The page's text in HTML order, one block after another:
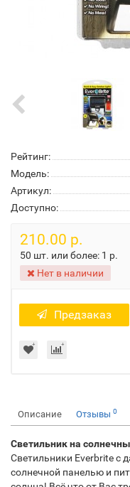
Рейтинг:
Модель:
Артикул:
Доступно:
210.00 р.
50 шт. или более: 1 р.
Нет в наличии
Предзаказ
Описание Отзывы 0
Светильник на
Светильники Everbrite с
солнечной панелью и